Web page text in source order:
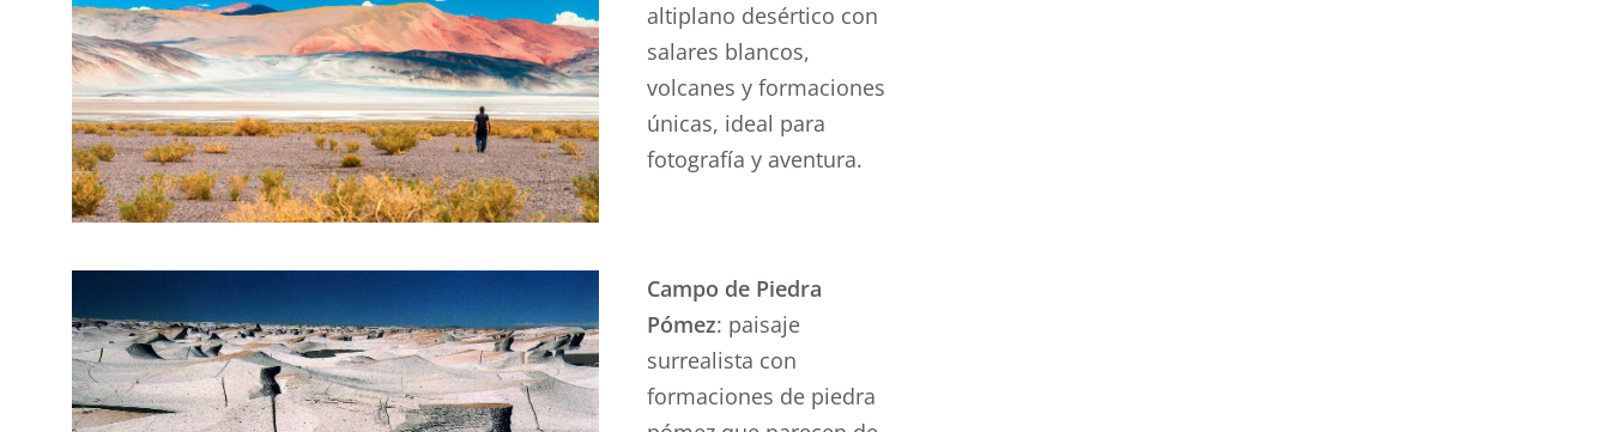
altiplano desértico con
salares blancos,
volcanes y formaciones
únicas, ideal para
fotografía y aventura.
Campo de Piedra
Pómez: paisaje
surrealista con
formaciones de piedra